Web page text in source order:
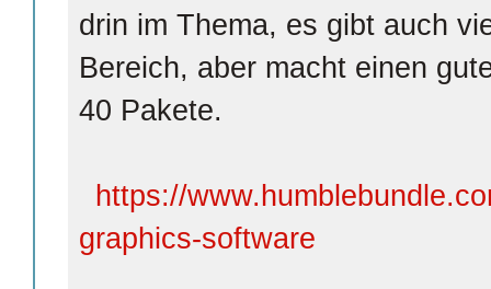
drin im Thema, es gibt auch
Bereich, aber macht einen
40 Pakete.
https://
graphics-software